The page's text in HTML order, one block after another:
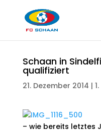
Schaan in
qualifiziert
21. Dezember 2014 |
– wie bereits letztes